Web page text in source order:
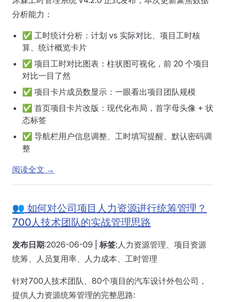
分析能力：
✅ 工时统计分析：计划 vs 实际对比、项目工时核
算、统计概览卡片
✅ 项目工时对比图表：柱状图可视化，前 20 个项目
对比一目了然
✅ 项目卡片成员数显示：一眼看出项目团队规模
✅ 首页项目卡片改版：现代化布局，首字母头像 + 状
态标签
✅ 导航栏用户信息调整、工时填写提醒、默认密码调
整
阅读全文 →
👥 如何对公司项目人力资源进行统筹管理？
700人技术团队的实战管理思路
发布日期:2026-06-09 | 标签:人力资源管理、项目资源
统筹、人员复用率、人力成本、工时管理
针对700人技术团队、80个项目的汽车设计外包公司，
提供人力资源统筹管理的完整思路: